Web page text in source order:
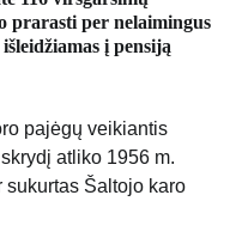
prarasti per nelaimingus
į pensiją
pajėgų veikiantis
atliko 1956 m.
sukurtas Šaltojo karo